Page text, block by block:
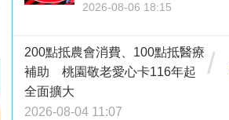
2026-08-06 18:15
200點抵農會消費、100點抵醫療
補助 桃園敬老愛心卡116年起
全面擴大
2026-08-04 11:07
/